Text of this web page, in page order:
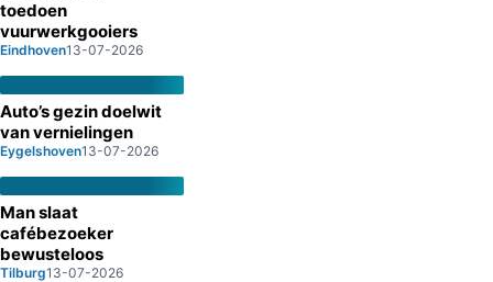
toedoen
vuurwerkgooiers
Eindhoven13-07-2026
Auto’s gezin doelwit
van vernielingen
Eygelshoven13-07-2026
Man slaat
cafébezoeker
bewusteloos
Tilburg13-07-2026